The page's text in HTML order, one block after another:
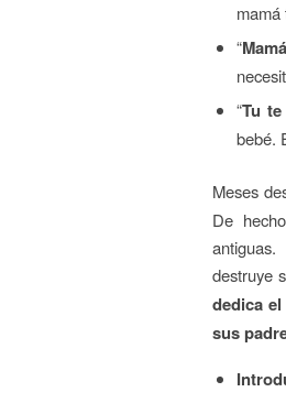
mamá
“
“Tu
bebé.
Meses
De
destruye
dedica
sus